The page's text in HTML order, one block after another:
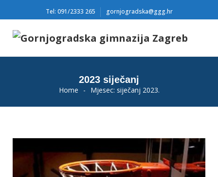
Tel: 091/2333 265 gornjogradska@ggg.hr
2023 siječanj
Home - Mjesec: siječanj 2023.